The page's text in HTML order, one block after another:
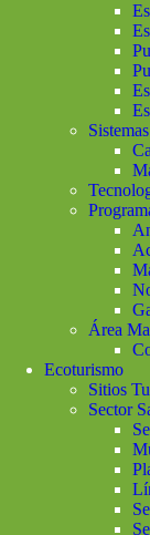
Área
Ecoturismo
Sitios
Sector